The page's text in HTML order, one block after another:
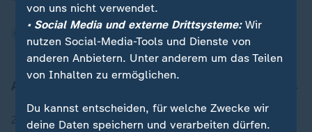
Zuletzt veröffentlicht
von uns nicht verwendet.
• Social Media und externe Drittsysteme:Wir
nutzen Social-Media-Tools und Dienste von
anderen Anbietern. Unter anderem um das Teilen
von Inhalten zu ermöglichen.
Du kannst entscheiden, für welche Zwecke wir
deine Daten speichern und verarbeiten dürfen.